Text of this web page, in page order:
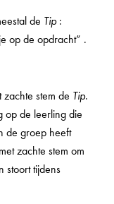
de Tip:
op de opdracht” .
stem de Tip.
op de leerling die
de groep heeft
zachte stem om
stoort tijdens